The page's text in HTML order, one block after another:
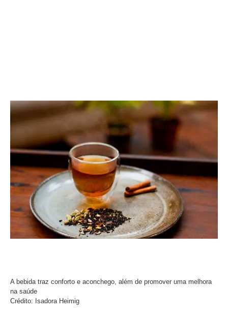
A bebida traz conforto e aconchego, além de promover uma melhora
na saúde
Crédito: Isadora Heimig